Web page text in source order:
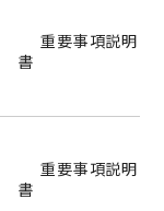
重要事項説明
書
重要事項説明
書